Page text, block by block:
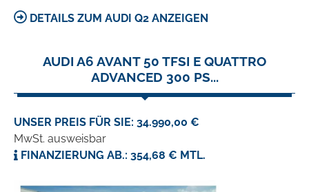
DETAILS ZUM AUDI Q2 ANZEIGEN
AUDI A6 AVANT 50 TFSI E QUATTRO
ADVANCED 300 PS...
UNSER PREIS FÜR SIE: 34.990,00 €
MwSt. ausweisbar
FINANZIERUNG AB.: 354,68 € MTL.